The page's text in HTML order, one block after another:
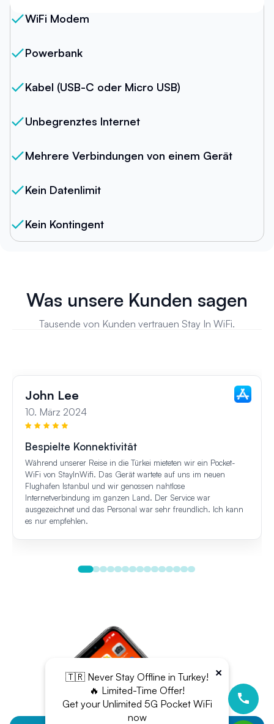
WiFi Modem
Powerbank
Kabel (USB-C oder Micro USB)
Unbegrenztes Internet
Mehrere Verbindungen von einem Gerät
Kein Datenlimit
Kein Kontingent
Was unsere Kunden sagen
Tausende von Kunden vertrauen Stay In WiFi.
John Lee
10. März 2024
Bespielte Konnektivität
Während unserer Reise in die Türkei mieteten wir ein Pocket-
WiFi von StayInWifi. Das Gerät wartete auf uns im neuen
Flughafen Istanbul und wir genossen nahtlose
Internetverbindung im ganzen Land. Der Service war
ausgezeichnet und das Personal war sehr freundlich. Ich kann
es nur empfehlen.
×
🇹🇷 Never Stay Offline in Turkey!
🔥 Limited-Time Offer!
Get your Unlimited 5G Pocket WiFi
now